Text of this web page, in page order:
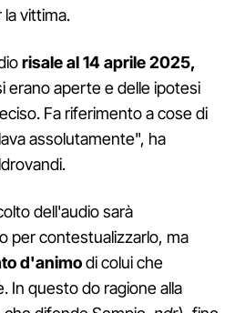
vittima.
risale al 14 aprile 2025,
erano aperte e delle ipotesi
Fa riferimento a cose di
assolutamente", ha
dell'audio sarà
per contestualizzarlo, ma
d'animodi colui che
In questo do ragione alla